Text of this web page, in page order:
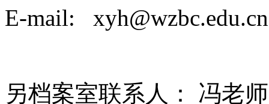
E-mail: xyh@wzbc.edu.cn
另档案室联系人： 冯老